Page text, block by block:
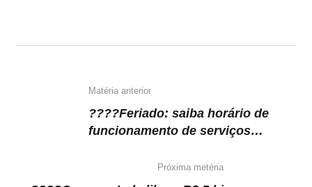
p
o
k
m n
Matéria anterior
????Feriado: saiba horário de
funcionamento de serviços
Próxima metéria